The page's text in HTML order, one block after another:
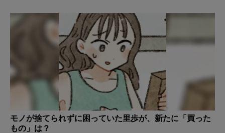
モノが捨てられずに困っていた里歩が、新たに「買った
もの」は？